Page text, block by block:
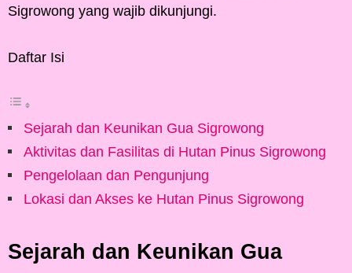
Sigrowong yang wajib dikunjungi.
Daftar Isi
Sejarah dan Keunikan Gua Sigrowong
Aktivitas dan Fasilitas di Hutan Pinus Sigrowong
Pengelolaan dan Pengunjung
Lokasi dan Akses ke Hutan Pinus Sigrowong
Sejarah dan Keunikan Gua